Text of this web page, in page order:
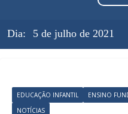
Dia: 5 de julho de 2021
EDUCAÇÃO INFANTIL ENSINO
NOTÍCIAS